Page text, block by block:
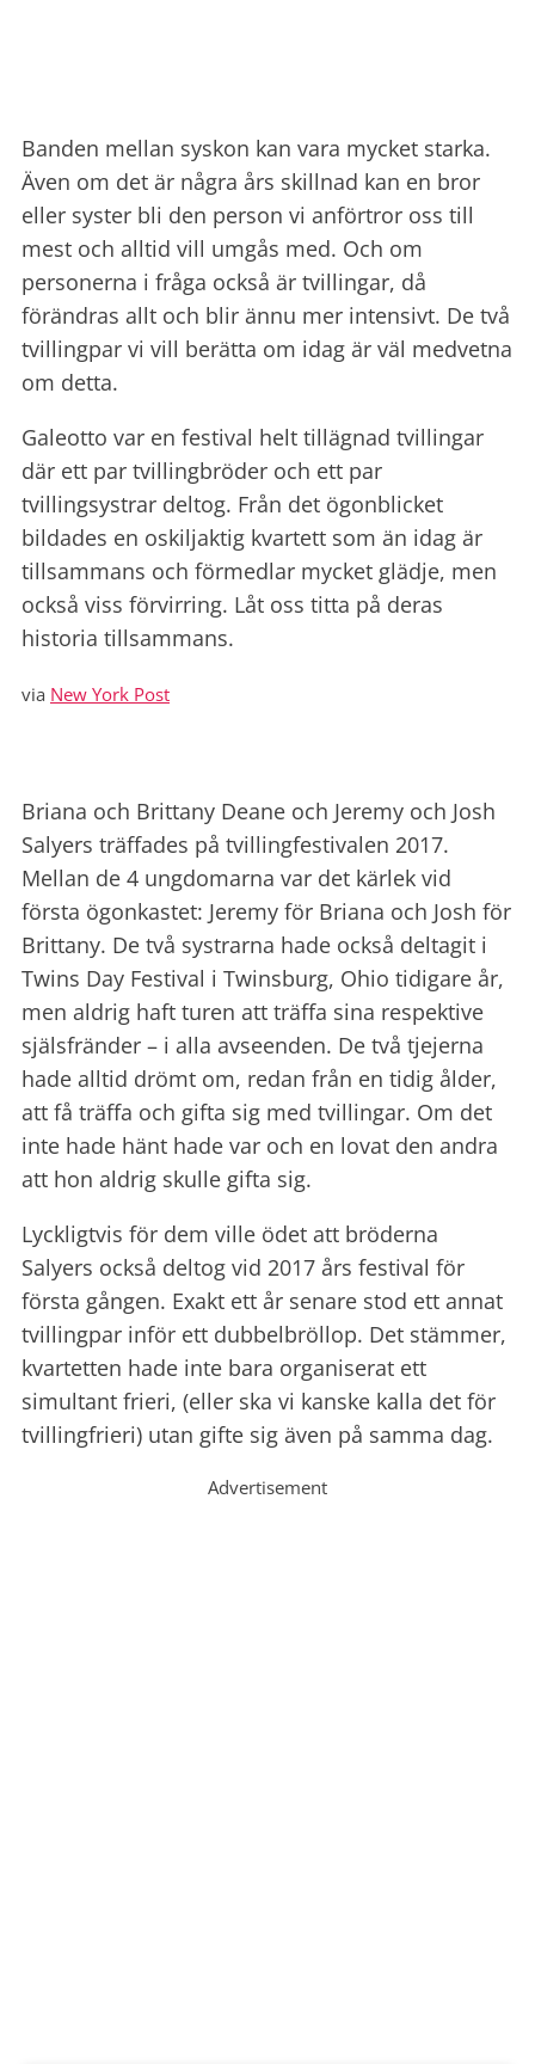
Banden mellan syskon kan vara mycket starka.
Även om det är några års skillnad kan en bror
eller syster bli den person vi anförtror oss till
mest och alltid vill umgås med. Och om
personerna i fråga också är tvillingar, då
förändras allt och blir ännu mer intensivt. De två
tvillingpar vi vill berätta om idag är väl medvetna
om detta.
Galeotto var en festival helt tillägnad tvillingar
där ett par tvillingbröder och ett par
tvillingsystrar deltog. Från det ögonblicket
bildades en oskiljaktig kvartett som än idag är
tillsammans och förmedlar mycket glädje, men
också viss förvirring. Låt oss titta på deras
historia tillsammans.
via New York Post
Briana och Brittany Deane och Jeremy och Josh
Salyers träffades på tvillingfestivalen 2017.
Mellan de 4 ungdomarna var det kärlek vid
första ögonkastet: Jeremy för Briana och Josh för
Brittany. De två systrarna hade också deltagit i
Twins Day Festival i Twinsburg, Ohio tidigare år,
men aldrig haft turen att träffa sina respektive
själsfränder – i alla avseenden. De två tjejerna
hade alltid drömt om, redan från en tidig ålder,
att få träffa och gifta sig med tvillingar. Om det
inte hade hänt hade var och en lovat den andra
att hon aldrig skulle gifta sig.
Lyckligtvis för dem ville ödet att bröderna
Salyers också deltog vid 2017 års festival för
första gången. Exakt ett år senare stod ett annat
tvillingpar inför ett dubbelbröllop. Det stämmer,
kvartetten hade inte bara organiserat ett
simultant frieri, (eller ska vi kanske kalla det för
tvillingfrieri) utan gifte sig även på samma dag.
Advertisement